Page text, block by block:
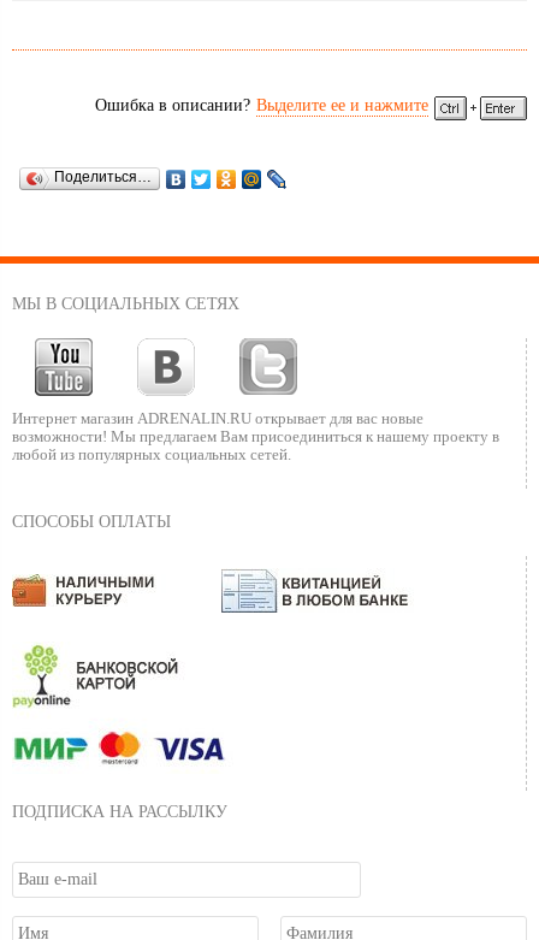
Ошибка в описании? Выделите ее и нажмите
Поделиться…
МЫ В СОЦИАЛЬНЫХ СЕТЯХ
Интернет магазин ADRENALIN.RU открывает для вас новые
возможности! Мы предлагаем Вам присоединиться к нашему проекту в
любой из популярных социальных сетей.
СПОСОБЫ ОПЛАТЫ
ПОДПИСКА НА РАССЫЛКУ